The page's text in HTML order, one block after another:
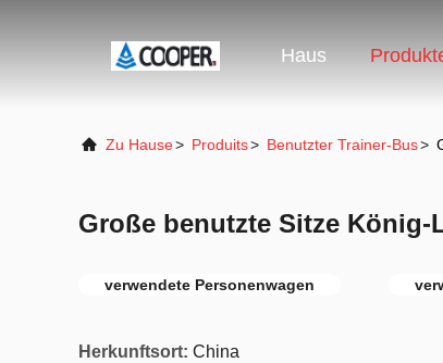
Haus
Zu Hause> Produits> Benutzter Trainer-Bus>
Große benutzte Sitze König-
verwendete Personenwagen
Herkunftsort: China